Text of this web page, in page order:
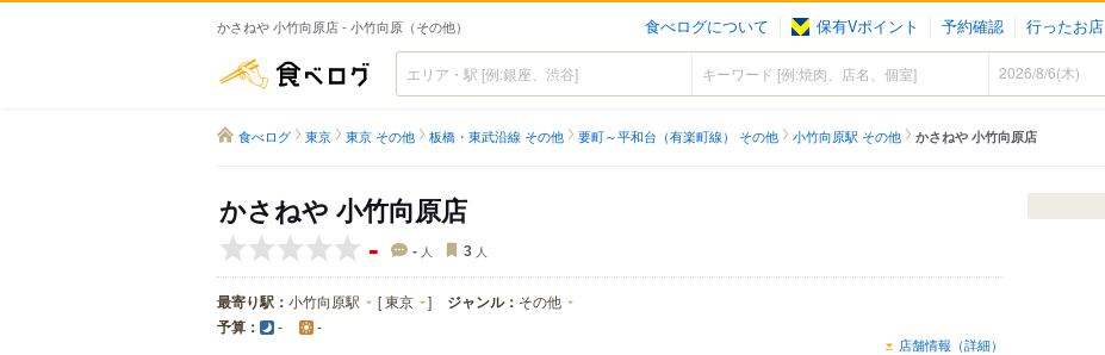
かさねや 小竹向原店 - 小竹向原（その他） 食べログについて 保有Vポイント 予約確認 行ったお店
食べログ
食べログ 東京 東京 その他 板橋・東武沿線 その他 要町～平和台（有楽町線） その他 小竹向原駅 その他 かさねや 小竹向原店
かさねや 小竹向原店
- - 人 3 人
最寄り駅： 小竹向原駅 [東京 ] ジャンル： その他
予算： - -
店舗情報（詳細）